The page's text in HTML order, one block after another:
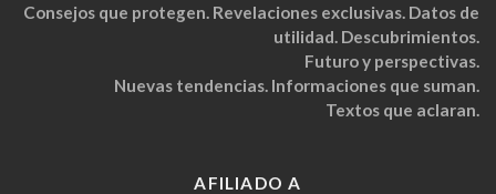
Consejos que protegen. Revelaciones exclusivas. Datos de
utilidad. Descubrimientos.
Futuro y perspectivas.
Nuevas tendencias. Informaciones que suman.
Textos que aclaran.
AFILIADO A